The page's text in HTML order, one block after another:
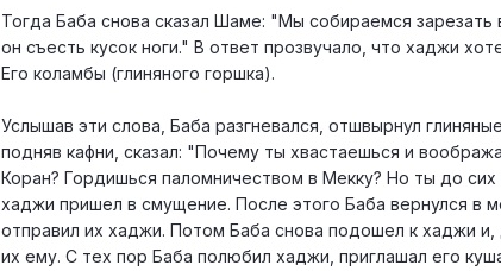
Тогда Баба снова сказал Шаме: "Мы собираемся зарезать
он съесть кусок ноги." В ответ прозвучало, что хаджи
Его коламбы (глиняного горшка).
Услышав эти слова, Баба разгневался, отшвырнул
подняв кафни, сказал: "Почему ты хвастаешься и
Коран? Гордишься паломничеством в Мекку? Но ты до
хаджи пришел в смущение. После этого Баба вернулся в
отправил их хаджи. Потом Баба снова подошел к хаджи и,
их ему. С тех пор Баба полюбил хаджи, приглашал его